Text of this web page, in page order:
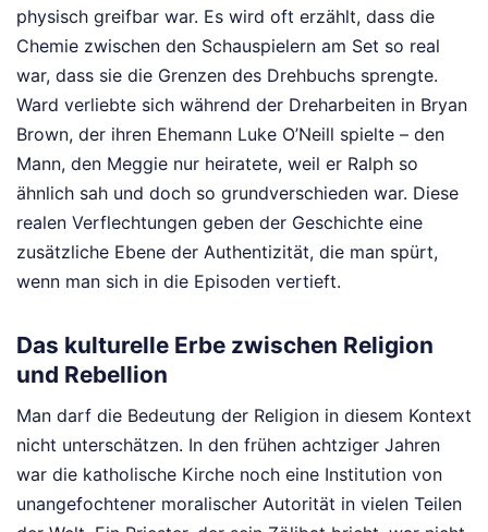
physisch greifbar war. Es wird oft erzählt, dass die
Chemie zwischen den Schauspielern am Set so real
war, dass sie die Grenzen des Drehbuchs sprengte.
Ward verliebte sich während der Dreharbeiten in Bryan
Brown, der ihren Ehemann Luke O’Neill spielte – den
Mann, den Meggie nur heiratete, weil er Ralph so
ähnlich sah und doch so grundverschieden war. Diese
realen Verflechtungen geben der Geschichte eine
zusätzliche Ebene der Authentizität, die man spürt,
wenn man sich in die Episoden vertieft.
Das kulturelle Erbe zwischen Religion
und Rebellion
Man darf die Bedeutung der Religion in diesem Kontext
nicht unterschätzen. In den frühen achtziger Jahren
war die katholische Kirche noch eine Institution von
unangefochtener moralischer Autorität in vielen Teilen